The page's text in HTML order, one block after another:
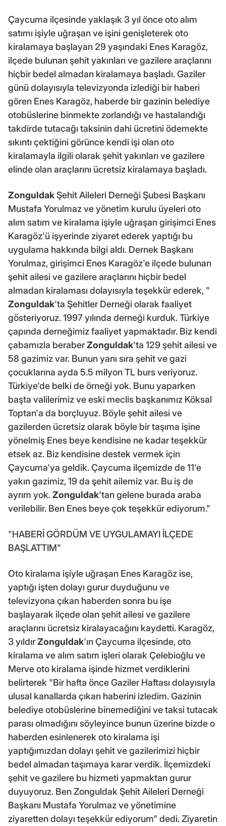
Çaycuma ilçesinde yaklaşık 3 yıl önce oto alım
satımı işiyle uğraşan ve işini genişleterek oto
kiralamaya başlayan 29 yaşındaki Enes Karagöz,
ilçede bulunan şehit yakınları ve gazilere araçlarını
hiçbir bedel almadan kiralamaya başladı. Gaziler
günü dolayısıyla televizyonda izlediği bir haberi
gören Enes Karagöz, haberde bir gazinin belediye
otobüslerine binmekte zorlandığı ve hastalandığı
takdirde tutacağı taksinin dahi ücretini ödemekte
sıkıntı çektiğini görünce kendi işi olan oto
kiralamayla ilgili olarak şehit yakınları ve gazilere
elinde olan araçlarını ücretsiz kiralamaya başladı.
ZonguldakŞehit Aileleri Derneği Şubesi Başkanı
Mustafa Yorulmaz ve yönetim kurulu üyeleri oto
alım satım ve kiralama işiyle uğraşan girişimci Enes
Karagöz'ü işyerinde ziyaret ederek yaptığı bu
uygulama hakkında bilgi aldı. Dernek Başkanı
Yorulmaz, girişimci Enes Karagöz'e ilçede bulunan
şehit ailesi ve gazilere araçlarını hiçbir bedel
almadan kiralaması dolayısıyla teşekkür ederek, "
Zonguldak'ta Şehitler Derneği olarak faaliyet
gösteriyoruz. 1997 yılında derneği kurduk. Türkiye
çapında derneğimiz faaliyet yapmaktadır. Biz kendi
çabamızla beraberZonguldak'ta 129 şehit ailesi ve
58 gazimiz var. Bunun yanı sıra şehit ve gazi
çocuklarına ayda 5.5 milyon TL burs veriyoruz.
Türkiye'de belki de örneği yok. Bunu yaparken
başta valilerimiz ve eski meclis başkanımız Köksal
Toptan'a da borçluyuz. Böyle şehit ailesi ve
gazilerden ücretsiz olarak böyle bir taşıma işine
yönelmiş Enes beye kendisine ne kadar teşekkür
etsek az. Biz kendisine destek vermek için
Çaycuma'ya geldik. Çaycuma ilçemizde de 11'e
yakın gazimiz, 19 da şehit ailemiz var. Bu iş de
ayrım yok.Zonguldak'tan gelene burada araba
verilebilir. Ben Enes beye çok teşekkür ediyorum."
"HABERİ GÖRDÜM VE UYGULAMAYI İLÇEDE
BAŞLATTIM"
Oto kiralama işiyle uğraşan Enes Karagöz ise,
yaptığı işten dolayı gurur duyduğunu ve
televizyona çıkan haberden sonra bu işe
başlayarak ilçede olan şehit ailesi ve gazilere
araçlarını ücretsiz kiralayacağını kaydetti. Karagöz,
3 yıldırZonguldak'ın Çaycuma ilçesinde, oto
kiralama ve alım satım işleri olarak Çelebioğlu ve
Merve oto kiralama işinde hizmet verdiklerini
belirterek "Bir hafta önce Gaziler Haftası dolayısıyla
ulusal kanallarda çıkan haberini izledim. Gazinin
belediye otobüslerine binemediğini ve taksi tutacak
parası olmadığını söyleyince bunun üzerine bizde o
haberden esinlenerek oto kiralama işi
yaptığımızdan dolayı şehit ve gazilerimizi hiçbir
bedel almadan taşımaya karar verdik. İlçemizdeki
şehit ve gazilere bu hizmeti yapmaktan gurur
duyuyoruz. Ben Zonguldak Şehit Aileleri Derneği
Başkanı Mustafa Yorulmaz ve yönetimine
ziyaretten dolayı teşekkür ediyorum" dedi. Ziyaretin